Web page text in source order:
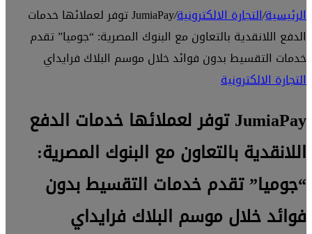
الرئيسية/التجارة الالكترونية/
JumiaPay توفر لعملائها خدمات
الدفع اللانقدية بالتعاون مع البنوك المصرية: “جوميا” تقدم
خدمات التقسيط بدون فوائد خلال موسم البلاك فرايداي
التجارة الالكترونية
JumiaPay توفر لعملائها خدمات الدفع
اللانقدية بالتعاون مع البنوك المصرية:
“جوميا” تقدم خدمات التقسيط بدون
فوائد خلال موسم البلاك فرايداي